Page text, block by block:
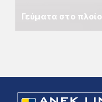
Γεύματα στο πλοίο